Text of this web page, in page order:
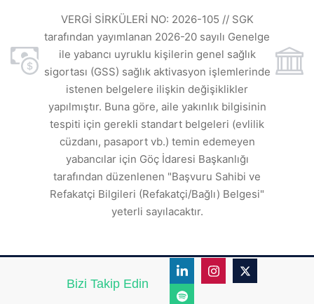
VERGİ SİRKÜLERİ NO: 2026-105 // SGK
tarafından yayımlanan 2026-20 sayılı Genelge
ile yabancı uyruklu kişilerin genel sağlık
sigortası (GSS) sağlık aktivasyon işlemlerinde
istenen belgelere ilişkin değişiklikler
yapılmıştır. Buna göre, aile yakınlık bilgisinin
tespiti için gerekli standart belgeleri (evlilik
cüzdanı, pasaport vb.) temin edemeyen
yabancılar için Göç İdaresi Başkanlığı
tarafından düzenlenen "Başvuru Sahibi ve
Refakatçi Bilgileri (Refakatçi/Bağlı) Belgesi"
yeterli sayılacaktır.
Bizi Takip Edin